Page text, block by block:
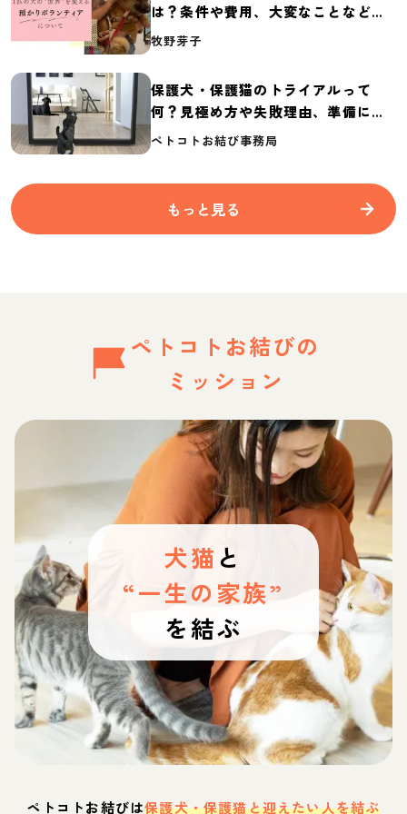
は？条件や費用、大変なことなど紹
介
牧野芽子
保護犬・保護猫のトライアルって
何？見極め方や失敗理由、準備に必
要なものを紹介
ペトコトお結び事務局
もっと見る
ペトコトお結びの
ミッション
犬猫 と
“一生の家族”
を結ぶ
ペトコトお結びは保護犬・保護猫と迎えたい人を結ぶ